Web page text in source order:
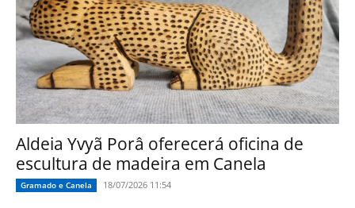
Aldeia Yvyã Porâ oferecerá oficina de
escultura de madeira em Canela
Gramado e Canela 18/07/2026 11:54